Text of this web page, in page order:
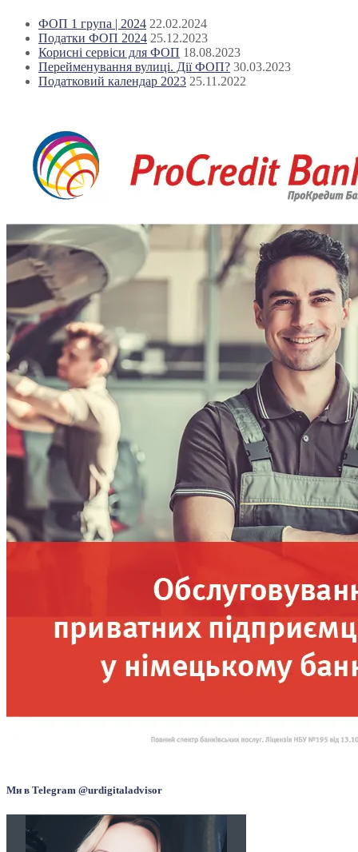
ФОП 1 група | 2024 22.02.2024
Податки ФОП 2024 25.12.2023
Корисні сервіси для ФОП 18.08.2023
Перейменування вулиці. Дії ФОП? 30.03.2023
Податковий календар 2023 25.11.2022
Ми в Telegram @urdigitaladvisor